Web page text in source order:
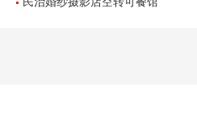
让-已转让